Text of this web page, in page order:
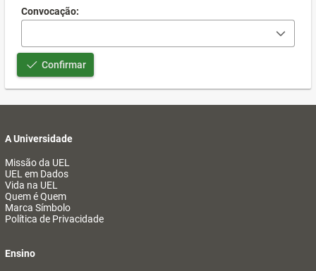
Convocação:
Confirmar
A Universidade
Missão da UEL
UEL em Dados
Vida na UEL
Quem é Quem
Marca Símbolo
Política de Privacidade
Ensino